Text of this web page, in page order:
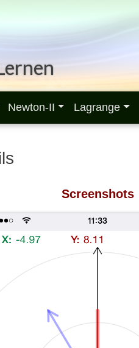
Newton-II Lagrange
Screenshots